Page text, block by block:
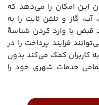
این امکان را می‌دهد که
گاز و تلفن ثابت را به
قبض یا وارد کردن شناسۀ
فرایند پرداخت را در
کاربران کمک می‌کند بدون
خدمات شهری خود را